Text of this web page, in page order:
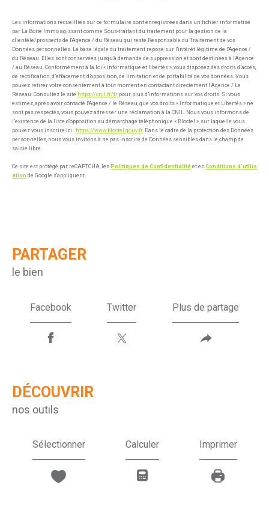
Les informations recueillies sur ce formulaire sont enregistrées dans un fichier informatisé
par La Boite Immo agissant comme Sous-traitant du traitement pour la gestion de la
clientèle/prospects de l'Agence / du Réseau qui reste Responsable du Traitement de vos
Données personnelles. La base légale du traitement repose sur l'intérêt légitime de l'Agence /
du Réseau. Elles sont conservées jusqu'à demande de suppression et sont destinées à l'Agence
/ au Réseau. Conformément à la loi « informatique et libertés », vous disposez des droits d’accès,
de rectification, d’effacement, d’opposition, de limitation et de portabilité de vos données. Vous
pouvez retirer votre consentement à tout moment en contactant directement l’Agence / Le
Réseau. Consultez le site https://cnil.fr/fr pour plus d’informations sur vos droits. Si vous
estimez, après avoir contacté l'Agence / le Réseau, que vos droits « Informatique et Libertés » ne
sont pas respectés, vous pouvez adresser une réclamation à la CNIL. Nous vous informons de
l’existence de la liste d'opposition au démarchage téléphonique « Bloctel », sur laquelle vous
pouvez vous inscrire ici : https://www.bloctel.gouv.fr. Dans le cadre de la protection des Données
personnelles, nous vous invitons à ne pas inscrire de Données sensibles dans le champ de
saisie libre.
Ce site est protégé par reCAPTCHA, les Politiques de Confidentialité et es Conditions d'utilis
ation de Google s'appliquent.
PARTAGER
le bien
Facebook Twitter Plus de partage
DÉCOUVRIR
nos outils
Sélectionner Calculer Imprimer